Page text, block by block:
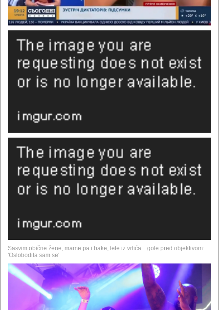
Sasvim obične žene, mame pa i bake, tete iz vrtića... gole pred objektivom:
'Oslobodila sam se'